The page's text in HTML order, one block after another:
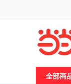
全部商